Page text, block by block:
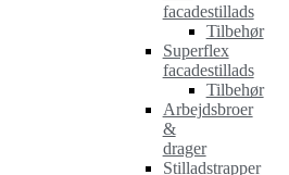
facadestillads
Tilbehør
Superflex
facadestillads
Tilbehør
Arbejdsbroer
&
drager
Stilladstrapper